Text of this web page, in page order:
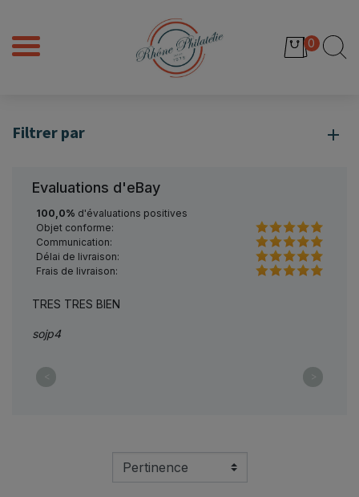
0
Filtrer par
Evaluations d'eBay
100,0% d'évaluations positives
Objet conforme:
Communication:
Délai de livraison:
Frais de livraison:
TRES TRES BIEN
sojp4
< >